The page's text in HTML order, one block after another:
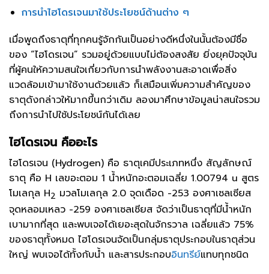
การนำไฮโดรเจนมาใช้ประโยชน์ด้านต่าง ๆ
เมื่อพูดถึงธาตุที่ทุกคนรู้จักกันเป็นอย่างดีหนึ่งในนั้นต้องมีชื่อ
ของ “ไฮโดรเจน” รวมอยู่ด้วยแบบไม่ต้องสงสัย ยิ่งยุคปัจจุบัน
ที่ผู้คนให้ความสนใจเกี่ยวกับการนำพลังงานสะอาดเพื่อสิ่ง
แวดล้อมเข้ามาใช้งานด้วยแล้ว ก็เสมือนเพิ่มความสำคัญของ
ธาตุดังกล่าวให้มากขึ้นกว่าเดิม ลองมาศึกษาข้อมูลน่าสนใจรวม
ถึงการนำไปใช้ประโยชน์กันได้เลย
ไฮโดรเจน คืออะไร
ไฮโดรเจน (Hydrogen) คือ ธาตุเคมีประเภทหนึ่ง สัญลักษณ์
ธาตุ คือ H เลขอะตอม 1 น้ำหนักอะตอมเฉลี่ย 1.00794 u สูตร
โมเลกุล H2 มวลโมเลกุล 2.0 จุดเดือด -253 องศาเซลเซียส
จุดหลอมเหลว -259 องศาเซลเซียส จัดว่าเป็นธาตุที่มีน้ำหนัก
เบามากที่สุด และพบเจอได้เยอะสุดในจักรวาล เฉลี่ยแล้ว 75%
ของธาตุทั้งหมด ไฮโดรเจนจัดเป็นกลุ่มธาตุประกอบในธาตุส่วน
ใหญ่ พบเจอได้ทั้งกับน้ำ และสารประกอบอินทรีย์แทบทุกชนิด